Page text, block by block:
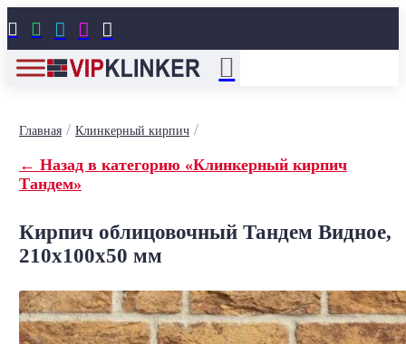
    
Главная/ Клинкерный кирпич/
← Назад в категорию «Клинкерный кирпич
Тандем»
Кирпич облицовочный Тандем Видное,
210x100x50 мм